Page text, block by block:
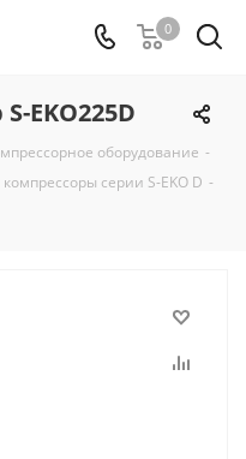
0
EKO225D
оборудование -
серии S-EKO D -